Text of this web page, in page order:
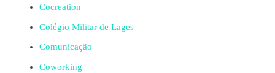
Cocreation
Colégio Militar de Lages
Comunicação
Coworking